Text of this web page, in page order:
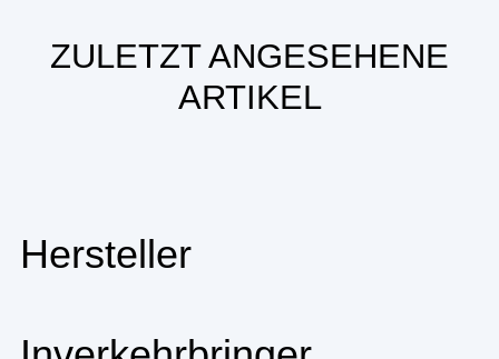
ZULETZT ANGESEHENE
ARTIKEL
Hersteller